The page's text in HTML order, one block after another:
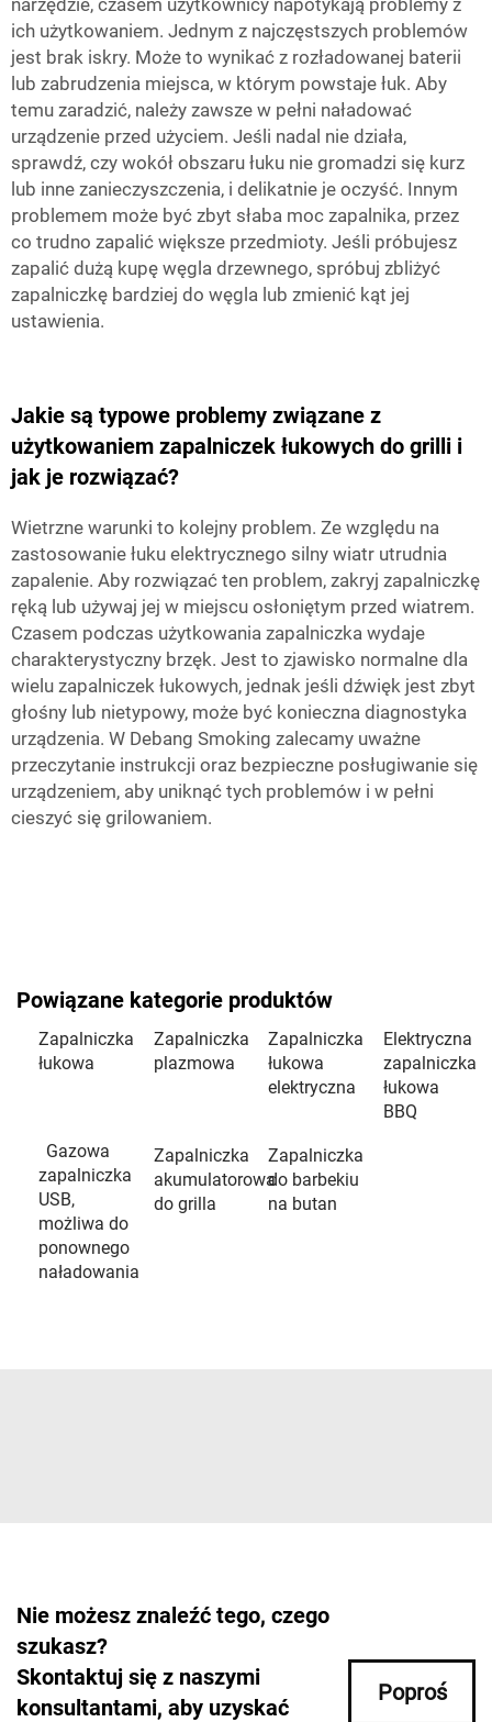
narzędzie, czasem użytkownicy napotykają problemy z
ich użytkowaniem. Jednym z najczęstszych problemów
jest brak iskry. Może to wynikać z rozładowanej baterii
lub zabrudzenia miejsca, w którym powstaje łuk. Aby
temu zaradzić, należy zawsze w pełni naładować
urządzenie przed użyciem. Jeśli nadal nie działa,
sprawdź, czy wokół obszaru łuku nie gromadzi się kurz
lub inne zanieczyszczenia, i delikatnie je oczyść. Innym
problemem może być zbyt słaba moc zapalnika, przez
co trudno zapalić większe przedmioty. Jeśli próbujesz
zapalić dużą kupę węgla drzewnego, spróbuj zbliżyć
zapalniczkę bardziej do węgla lub zmienić kąt jej
ustawienia.
Jakie są typowe problemy związane z
użytkowaniem zapalniczek łukowych do grilli i
jak je rozwiązać?
Wietrzne warunki to kolejny problem. Ze względu na
zastosowanie łuku elektrycznego silny wiatr utrudnia
zapalenie. Aby rozwiązać ten problem, zakryj zapalniczkę
ręką lub używaj jej w miejscu osłoniętym przed wiatrem.
Czasem podczas użytkowania zapalniczka wydaje
charakterystyczny brzęk. Jest to zjawisko normalne dla
wielu zapalniczek łukowych, jednak jeśli dźwięk jest zbyt
głośny lub nietypowy, może być konieczna diagnostyka
urządzenia. W Debang Smoking zalecamy uważne
przeczytanie instrukcji oraz bezpieczne posługiwanie się
urządzeniem, aby uniknąć tych problemów i w pełni
cieszyć się grilowaniem.
Powiązane kategorie produktów
Zapalniczka
łukowa
Zapalniczka
plazmowa
Zapalniczka
łukowa
elektryczna
Elektryczna
zapalniczka
łukowa
BBQ
Gazowa
zapalniczka
USB,
możliwa do
ponownego
naładowania
Zapalniczka
akumulatorowa
do grilla
Zapalniczka
do barbekiu
na butan
Nie możesz znaleźć tego, czego
szukasz?
Skontaktuj się z naszymi
konsultantami, aby uzyskać
Poproś